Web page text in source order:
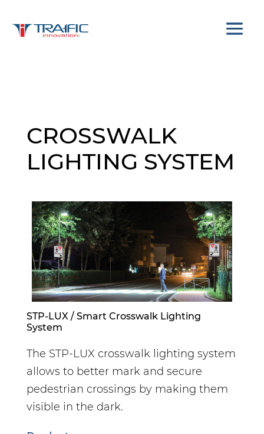
THIN Solar Beacons LED
DEFLEX Delineators,
Bollards and Chicanes
CROSSWALK
LIGHTING SYSTEM
STP-LUX / Smart Crosswalk Lighting
System
The STP-LUX crosswalk lighting system
allows to better mark and secure
pedestrian crossings by making them
visible in the dark.